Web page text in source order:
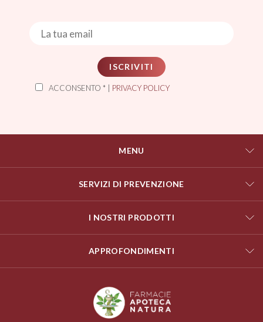
ISCRIVITI
ACCONSENTO * | PRIVACY POLICY
MENU
SERVIZI DI PREVENZIONE
I NOSTRI PRODOTTI
APPROFONDIMENTI